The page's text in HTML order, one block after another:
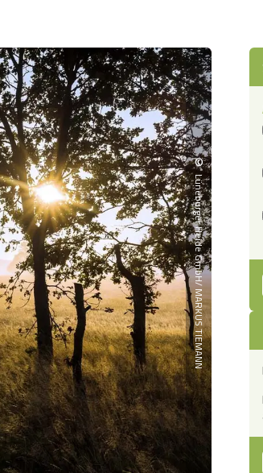
©
Lüneburger Heide GmbH/ MARKUS TIEMANN